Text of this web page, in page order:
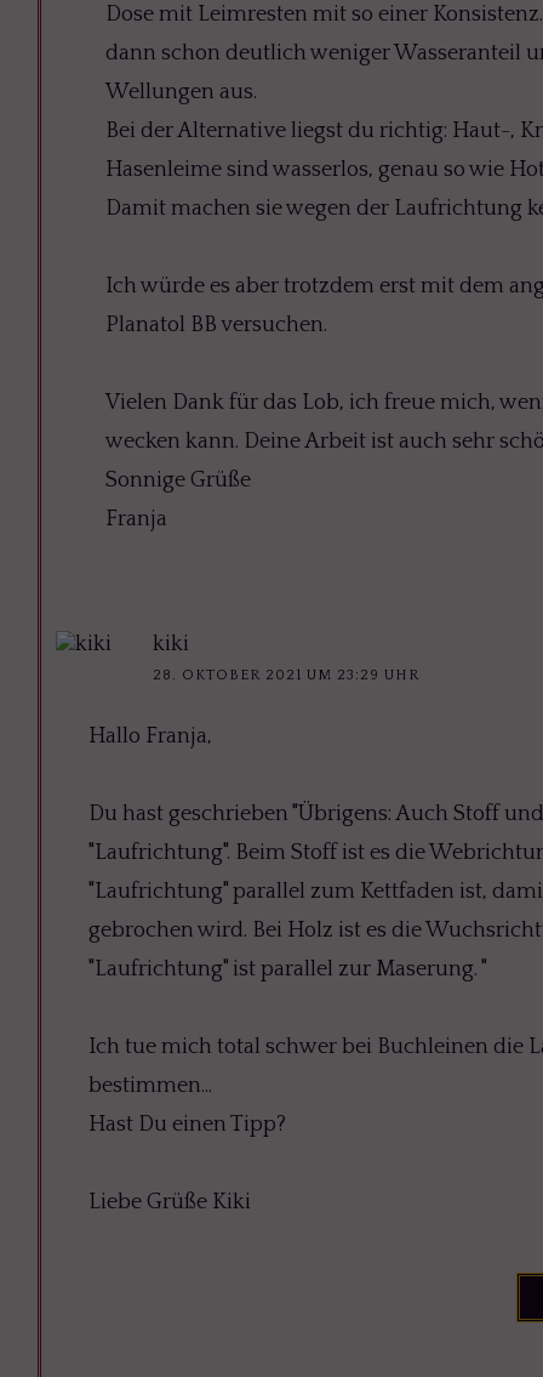
Dose mit Leimresten mit so einer
dann schon deutlich weniger Wasseranteil
Wellungen aus.
Bei der Alternative liegst du richtig: Haut-,
Hasenleime sind wasserlos, genau so wie
Damit machen sie wegen der Laufrichtung
Ich würde es aber trotzdem erst mit dem
Planatol BB versuchen.
Vielen Dank für das Lob, ich freue mich,
wecken kann. Deine Arbeit ist auch sehr
Sonnige Grüße
Franja
kiki
28. OKTOBER 2021 UM 23:29 UHR
Hallo Franja,
Du hast geschrieben "Übrigens: Auch Stoff
"Laufrichtung". Beim Stoff ist es die
"Laufrichtung" parallel zum Kettfaden ist,
gebrochen wird. Bei Holz ist es die
"Laufrichtung" ist parallel zur Maserung. "
Ich tue mich total schwer bei Buchleinen die
bestimmen...
Hast Du einen Tipp?
Liebe Grüße Kiki